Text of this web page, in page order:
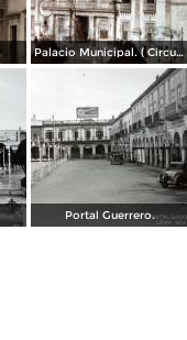
Palacio Municipal. ( Circulada el 23 de Julio de 1924 ).
Portal Guerrero.